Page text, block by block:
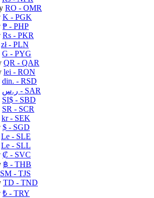
RO - OMR
K - PGK
₱ - PHP
Rs - PKR
zł- PLN
G - PYG
QR - QAR
lei - RON
din. - RSD
ر.س - SAR
SI$ - SBD
SR - SCR
kr- SEK
$ - SGD
Le - SLE
Le - SLL
₡ - SVC
฿ - THB
ЅМ - TJS
TD - TND
₺ - TRY